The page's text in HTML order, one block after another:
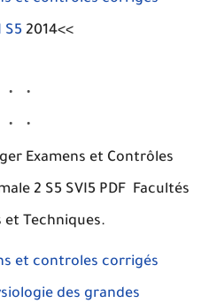
S5 2014<<
Examens et Contrôles
2 S5 SVI5 PDF Facultés
et Techniques.
et controles corrigés
des grandes